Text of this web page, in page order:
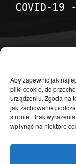
Aby zapewnić jak
pliki cookie, do
urządzeniu. Zgoda na
jak zachowanie
stronie. Brak
wpłynąć na niektóre
COVID-19 -
Temat dnia
Publicystyka
Polityka
Polska
Społeczeństwo